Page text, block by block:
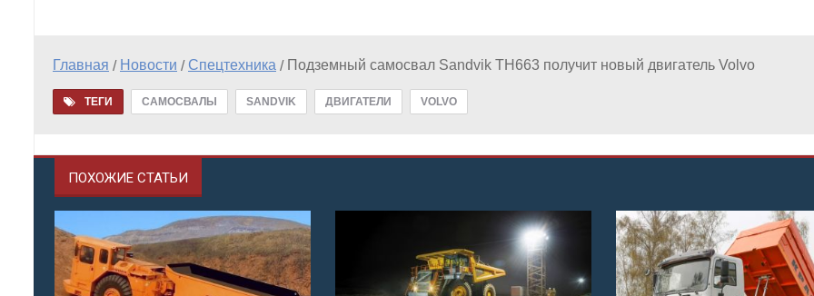
Главная / Новости / Спецтехника / Подземный самосвал Sandvik TH663 получит новый двигатель Volvo
ТЕГИ САМОСВАЛЫ SANDVIK ДВИГАТЕЛИ VOLVO
ПОХОЖИЕ СТАТЬИ